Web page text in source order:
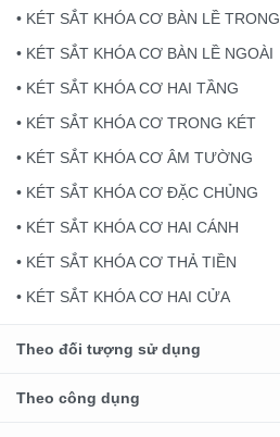
• KÉT SẮT KHÓA CƠ BÀN LỀ TRONG
• KÉT SẮT KHÓA CƠ BÀN LỀ NGOÀI
• KÉT SẮT KHÓA CƠ HAI TẦNG
• KÉT SẮT KHÓA CƠ TRONG KÉT
• KÉT SẮT KHÓA CƠ ÂM TƯỜNG
• KÉT SẮT KHÓA CƠ ĐẶC CHỦNG
• KÉT SẮT KHÓA CƠ HAI CÁNH
• KÉT SẮT KHÓA CƠ THẢ TIỀN
• KÉT SẮT KHÓA CƠ HAI CỬA
Theo đối tượng sử dụng
Theo công dụng